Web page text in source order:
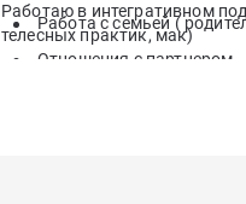
Работа с семьей (
Отношения с партнером
Работаю в интегративном
телесных практик, мак)